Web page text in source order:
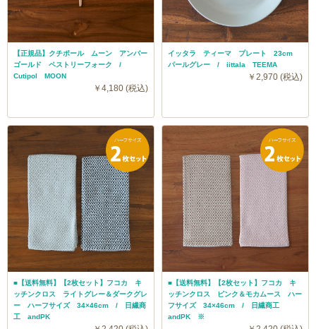
【正規品】クチポール ムーン アンバー
ゴールド ペストリーフォーク /
Cutipol MOON
￥4,180 (税込)
イッタラ ティーマ プレート 23cm
パールグレー / iittala TEEMA
￥2,970 (税込)
■【送料無料】【2枚セット】フコカ キ
ッチンクロス ライトグレー＆ダークグレ
ー ハーフサイズ 34×46cm / 日繊商
工 andPK
■【送料無料】【2枚セット】フコカ キ
ッチンクロス ピンク＆モカムース ハー
フサイズ 34×46cm / 日繊商工
andPK ※